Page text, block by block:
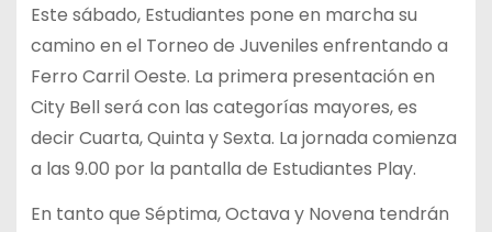
Este sábado, Estudiantes pone en marcha su
camino en el Torneo de Juveniles enfrentando a
Ferro Carril Oeste. La primera presentación en
City Bell será con las categorías mayores, es
decir Cuarta, Quinta y Sexta. La jornada comienza
a las 9.00 por la pantalla de Estudiantes Play.
En tanto que Séptima, Octava y Novena tendrán